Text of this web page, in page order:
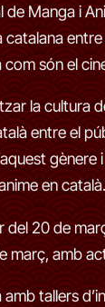
Manga i
són el
la cultura
entre el
gènere
en català.
20 de
març, amb
tallers